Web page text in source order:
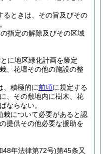
るときは、その旨及びその
指定の解除及びその区域
に地区緑化計画を策定
、花壇その他の施設の整
、積極的に前項に規定する
、その敷地内に樹木、花
ならない。
栽について必要があると認
提供その他必要な援助を
48年法律第72号)第45条又